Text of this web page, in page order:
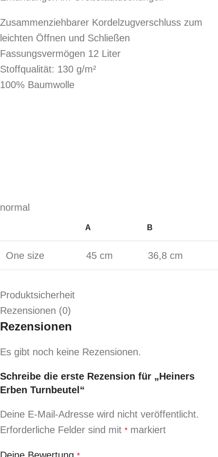
Zusammenziehbarer Kordelzugverschluss zum
leichten Öffnen und Schließen
Fassungsvermögen 12 Liter
Stoffqualität: 130 g/m²
100% Baumwolle
normal
A B
One size 45 cm 36,8 cm
Produktsicherheit
Rezensionen (0)
Rezensionen
Es gibt noch keine Rezensionen.
Schreibe die erste Rezension für „Heiners
Erben Turnbeutel“
Deine E-Mail-Adresse wird nicht veröffentlicht.
Erforderliche Felder sind mit * markiert